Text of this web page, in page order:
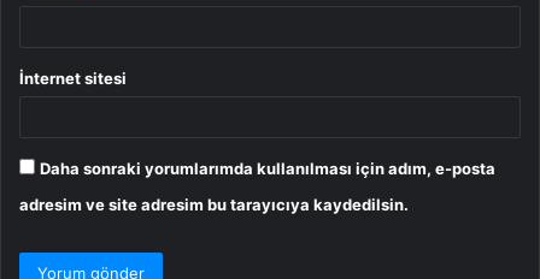
İnternet sitesi
Daha sonraki yorumlarımda kullanılması için adım, e-posta
adresim ve site adresim bu tarayıcıya kaydedilsin.